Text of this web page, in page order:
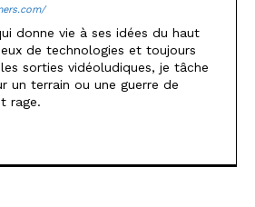
donne vie à ses idées du haut
de technologies et toujours
sorties vidéoludiques, je tâche
un terrain ou une guerre de
rage.